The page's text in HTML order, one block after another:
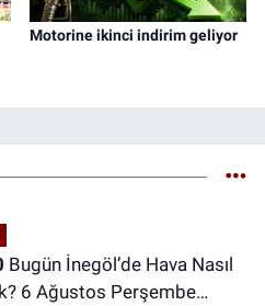
Motorine ikinci indirim geliyor
6 Ağustos Perşembe